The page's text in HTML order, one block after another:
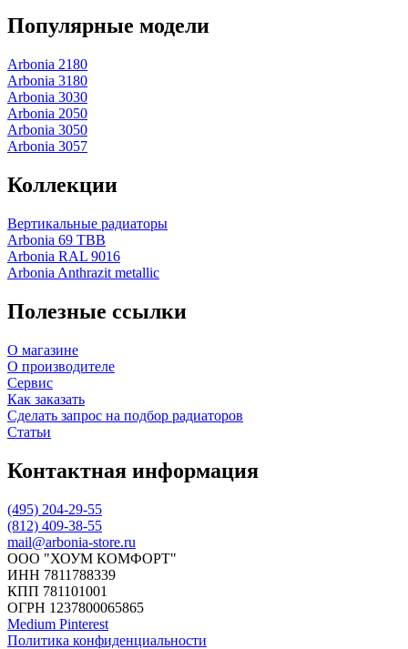
Популярные модели
Arbonia 2180
Arbonia 3180
Arbonia 3030
Arbonia 2050
Arbonia 3050
Arbonia 3057
Коллекции
Вертикальные радиаторы
Arbonia 69 ТВВ
Arbonia RAL 9016
Arbonia Anthrazit metallic
Полезные ссылки
О магазине
О производителе
Сервис
Как заказать
Сделать запрос на подбор радиаторов
Статьи
Контактная информация
(495) 204-29-55
(812) 409-38-55
mail@arbonia-store.ru
ООО "ХОУМ КОМФОРТ"
‍ИНН 7811788339
КПП 781101001
ОГРН 1237800065865
Medium Pinterest
Политика конфиденциальности